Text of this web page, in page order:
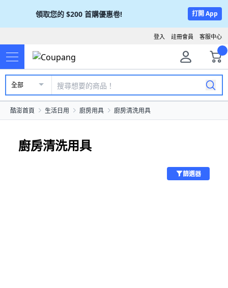
領取您的 $200 首購優惠卷! 打開 App
客服中心
註冊會員
登入
全部
酷澎首頁 生活日用 廚房用具 廚房清洗用具
廚房清洗用具
篩選器